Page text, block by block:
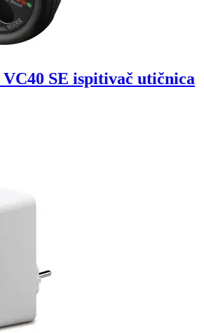
SE ispitivač utičnica